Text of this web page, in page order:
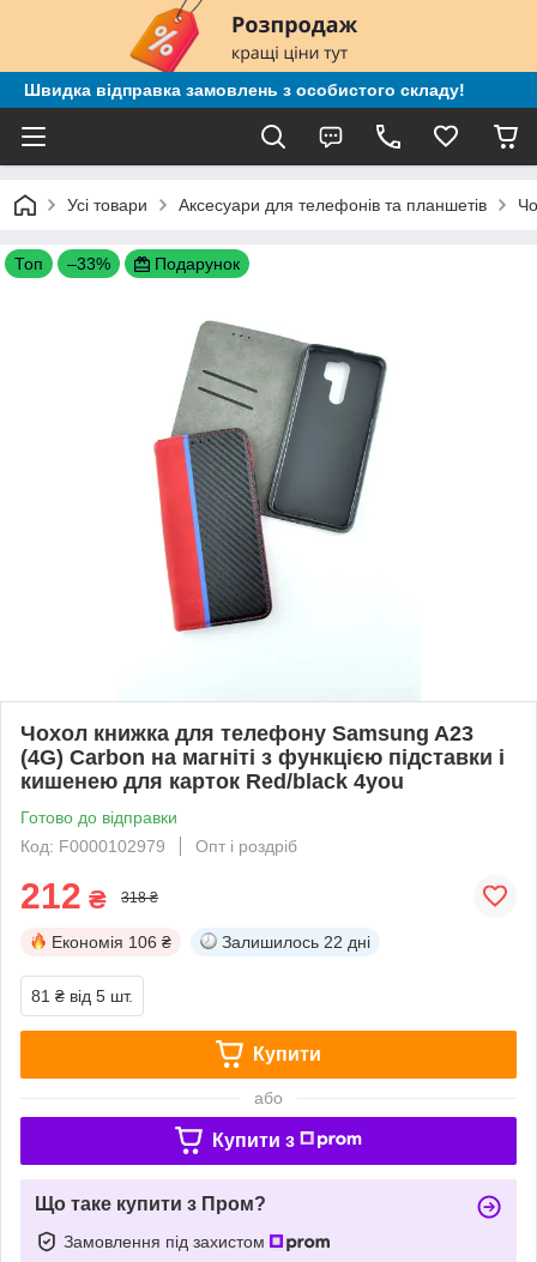
Швидка відправка замовлень з особистого складу!
Усі товари Аксесуари для телефонів та планшетів
Топ –33% Подарунок
Чохол книжка для телефону Samsung A23
(4G) Carbon на магніті з функцією підставки і
кишенею для карток Red/black 4you
Готово до відправки
Код: F0000102979
Опт і роздріб
212 ₴ 318 ₴
Економія 106 ₴ Залишилось 22 дні
81 ₴ від 5 шт.
Купити
або
Купити з
Що таке купити з Пром?
Замовлення під захистом